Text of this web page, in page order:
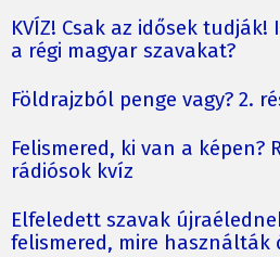
KVÍZ! Csak az idősek tudják!
a régi magyar szavakat?
Földrajzból penge vagy? 2.
Felismered, ki van a képen?
rádiósok kvíz
Elfeledett szavak
felismered, mire használták